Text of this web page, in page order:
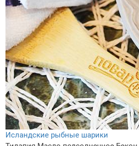
Исландские рыбные шарики